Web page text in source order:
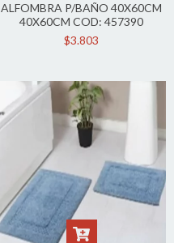
ALFOMBRA P/BAÑO 40X60CM
40X60CM COD: 457390
$3.803